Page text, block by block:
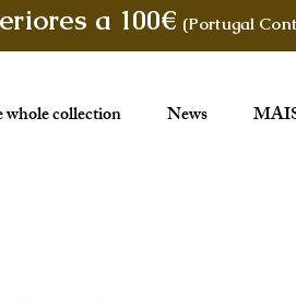
a 100€ (Portugal
whole collection News